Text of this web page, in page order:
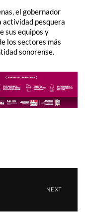
el gobernador
actividad pesquera
sus equipos y
los sectores más
sonorense.
NEXT